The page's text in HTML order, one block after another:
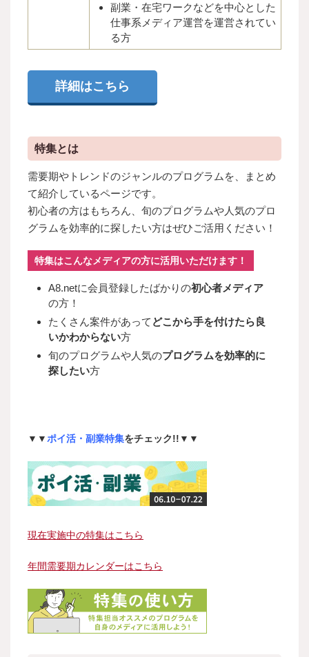
副業・在宅ワークなどを中心とした
仕事系メディア運営を運営されてい
る方
詳細はこちら
特集とは
需要期やトレンドのジャンルのプログラムを、まとめ
て紹介しているページです。
初心者の方はもちろん、旬のプログラムや人気のプロ
グラムを効率的に探したい方はぜひご活用ください！
特集はこんなメディアの方に活用いただけます！
A8.netに会員登録したばかりの初心者メディア
の方！
たくさん案件があって どこから手を付けたら良
いかわからない方
旬のプログラムや人気のプログラムを効率的に
探したい方
▼▼ ポイ活・副業特集をチェック!!▼▼
現在実施中の特集はこちら
年間需要期カレンダーはこちら